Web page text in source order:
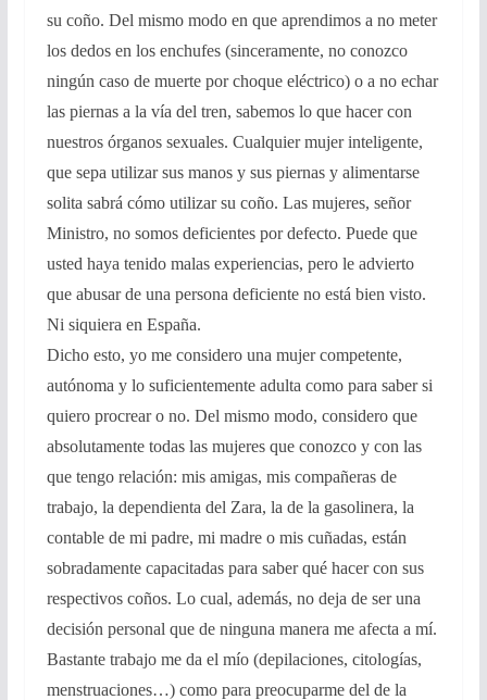
su coño. Del mismo modo en que aprendimos a no meter
los dedos en los enchufes (sinceramente, no conozco
ningún caso de muerte por choque eléctrico) o a no echar
las piernas a la vía del tren, sabemos lo que hacer con
nuestros órganos sexuales. Cualquier mujer inteligente,
que sepa utilizar sus manos y sus piernas y alimentarse
solita sabrá cómo utilizar su coño. Las mujeres, señor
Ministro, no somos deficientes por defecto. Puede que
usted haya tenido malas experiencias, pero le advierto
que abusar de una persona deficiente no está bien visto.
Ni siquiera en España.
Dicho esto, yo me considero una mujer competente,
autónoma y lo suficientemente adulta como para saber si
quiero procrear o no. Del mismo modo, considero que
absolutamente todas las mujeres que conozco y con las
que tengo relación: mis amigas, mis compañeras de
trabajo, la dependienta del Zara, la de la gasolinera, la
contable de mi padre, mi madre o mis cuñadas, están
sobradamente capacitadas para saber qué hacer con sus
respectivos coños. Lo cual, además, no deja de ser una
decisión personal que de ninguna manera me afecta a mí.
Bastante trabajo me da el mío (depilaciones, citologías,
menstruaciones…) como para preocuparme del de la